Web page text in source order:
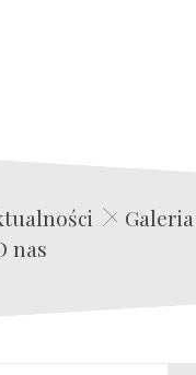
Edwin Film Agencja Aktorska
Galeria
nas